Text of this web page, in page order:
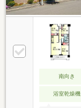
南向き
浴室乾燥機